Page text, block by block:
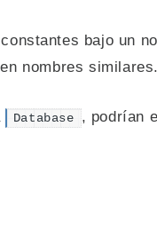
bajo un
nombres similares.
Database
, podrían